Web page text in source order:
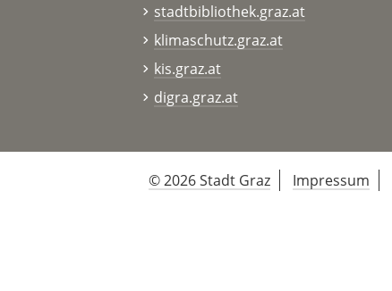
stadtbibliothek.graz.at
klimaschutz.graz.at
kis.graz.at
digra.graz.at
© 2026 Stadt Graz Impressum